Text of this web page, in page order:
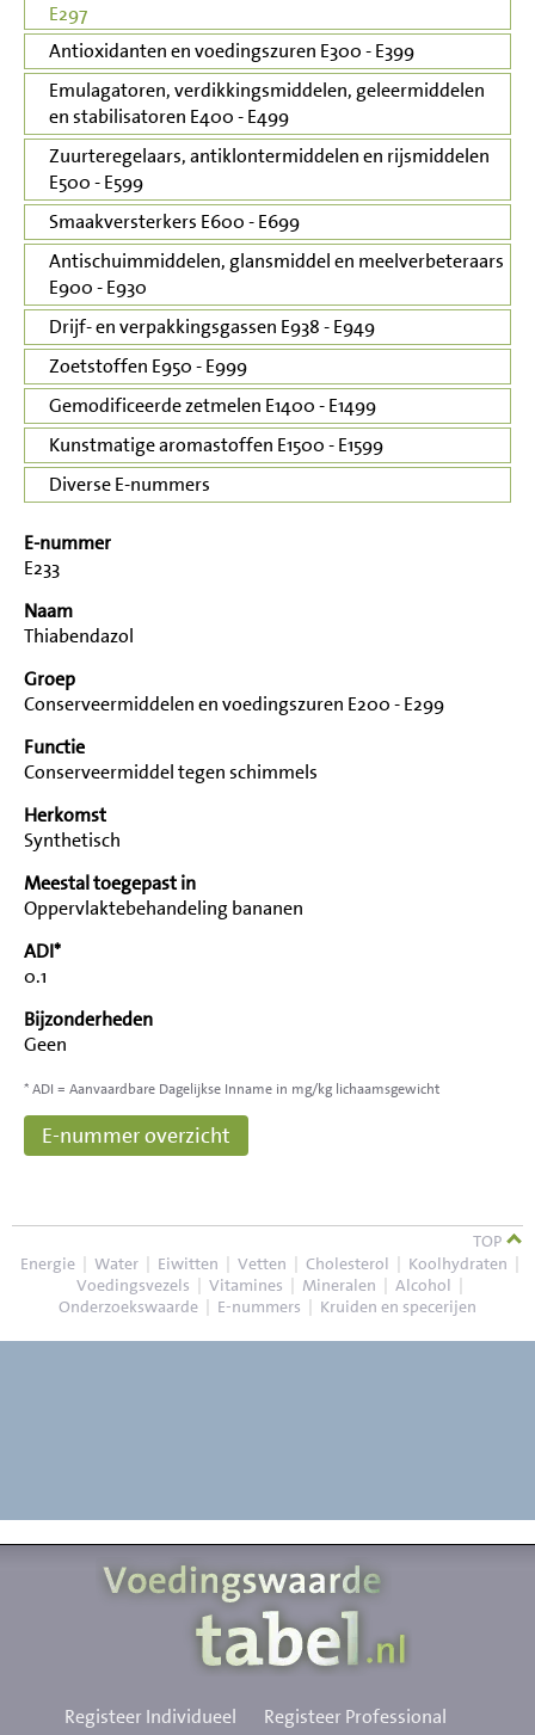
E297
Antioxidanten en voedingszuren E300 - E399
Emulagatoren, verdikkingsmiddelen, geleermiddelen
en stabilisatoren E400 - E499
Zuurteregelaars, antiklontermiddelen en rijsmiddelen
E500 - E599
Smaakversterkers E600 - E699
Antischuimmiddelen, glansmiddel en meelverbeteraars
E900 - E930
Drijf- en verpakkingsgassen E938 - E949
Zoetstoffen E950 - E999
Gemodificeerde zetmelen E1400 - E1499
Kunstmatige aromastoffen E1500 - E1599
Diverse E-nummers
E-nummer
E233
Naam
Thiabendazol
Groep
Conserveermiddelen en voedingszuren E200 - E299
Functie
Conserveermiddel tegen schimmels
Herkomst
Synthetisch
Meestal toegepast in
Oppervlaktebehandeling bananen
ADI*
0.1
Bijzonderheden
Geen
* ADI = Aanvaardbare Dagelijkse Inname in mg/kg lichaamsgewicht
E-nummer overzicht
TOP
Energie | Water | Eiwitten | Vetten | Cholesterol | Koolhydraten |
Voedingsvezels | Vitamines | Mineralen | Alcohol |
Onderzoekswaarde | E-nummers | Kruiden en specerijen
Registeer Individueel Registeer Professional